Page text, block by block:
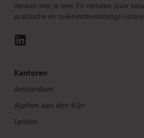
denken met je mee. En vertalen jouw
praktische en toekomstbestendige
Kantoren
Amsterdam
Alphen aan den Rijn
Leiden